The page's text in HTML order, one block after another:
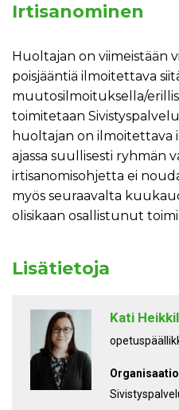
Irtisanominen
Huoltajan on viimeistään
poisjääntiä ilmoitettava
muutosilmoituksella/
toimitetaan
huoltajan on ilmoitettava
ajassa suullisesti ryhmän
irtisanomisohjetta ei
myös seuraavalta
olisikaan osallistunut
Lisätietoja
Kati
Organisaatio